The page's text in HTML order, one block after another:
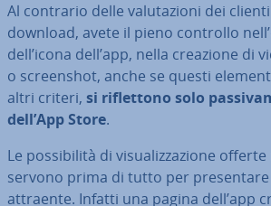
Al contrario delle va­lu­ta­zio­ni dei
download, avete il pieno controllo
dell’icona dell’app, nella creazione di
o screen­shot, anche se questi
altri criteri, si ri­flet­to­no solo
dell’App Store.
Le pos­si­bi­li­tà di vi­sua­liz­za­zio­ne offerte
servono prima di tutto per pre­sen­ta­re
attraente. Infatti una pagina dell’app